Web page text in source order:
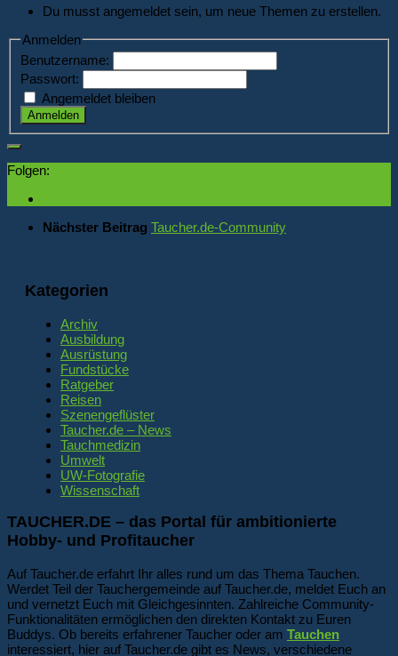
Du musst angemeldet sein, um neue Themen zu erstellen.
Anmelden
Benutzername:
Passwort:
Angemeldet bleiben
Anmelden
Folgen:
Nächster Beitrag Taucher.de-Community
Kategorien
Archiv
Ausbildung
Ausrüstung
Fundstücke
Ratgeber
Reisen
Szenengeflüster
Taucher.de – News
Tauchmedizin
Umwelt
UW-Fotografie
Wissenschaft
TAUCHER.DE – das Portal für ambitionierte
Hobby- und Profitaucher
Auf Taucher.de erfahrt Ihr alles rund um das Thema Tauchen.
Werdet Teil der Tauchergemeinde auf Taucher.de, meldet Euch an
und vernetzt Euch mit Gleichgesinnten. Zahlreiche Community-
Funktionalitäten ermöglichen den direkten Kontakt zu Euren
Buddys. Ob bereits erfahrener Taucher oder am Tauchen
interessiert, hier auf Taucher.de gibt es News, verschiedene